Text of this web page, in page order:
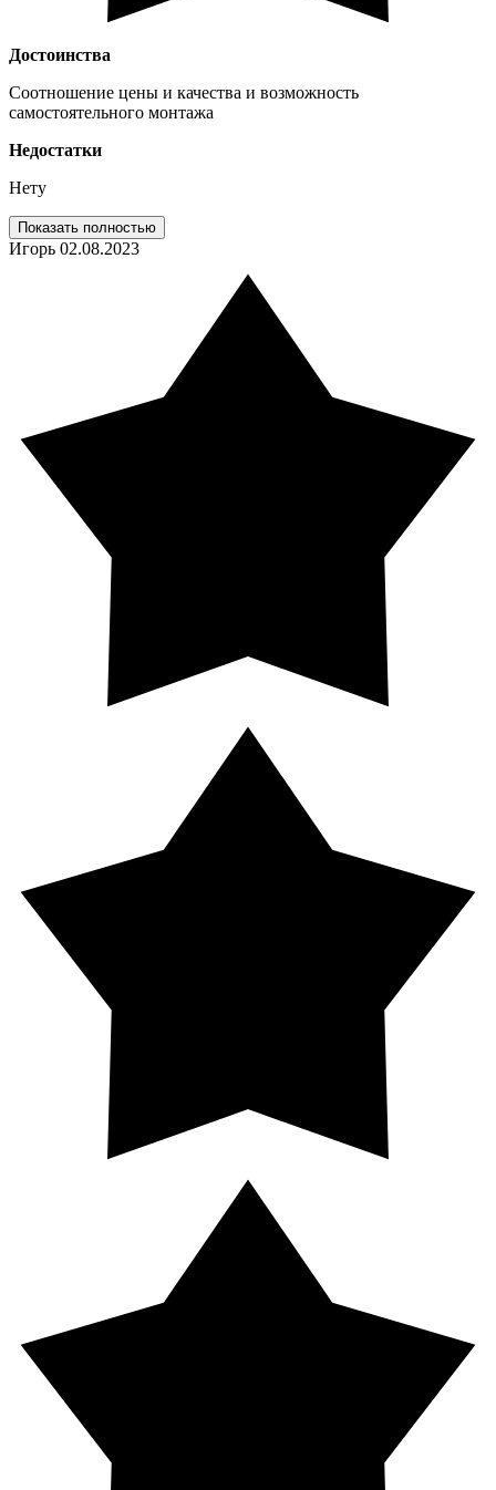
Достоинства
Соотношение цены и качества и возможность
самостоятельного монтажа
Недостатки
Нету
Показать полностью
Игорь 02.08.2023